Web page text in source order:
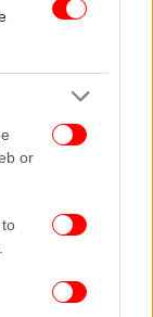
or